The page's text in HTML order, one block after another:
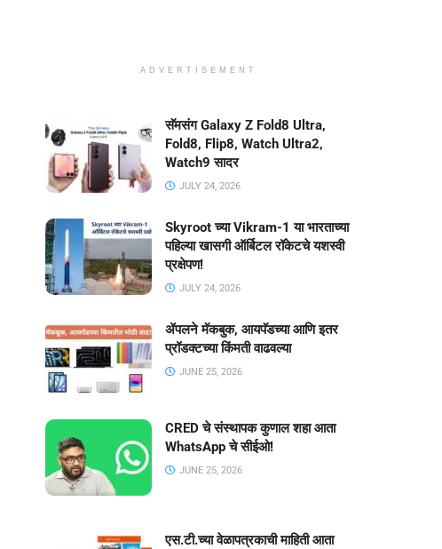
ADVERTISEMENT
सॅमसंग Galaxy Z Fold8 Ultra,
Fold8, Flip8, Watch Ultra2,
Watch9 सादर
JULY 24, 2026
Skyroot च्या Vikram-1 या भारताच्या
पहिल्या खासगी ऑर्बिटल रॉकेटचे यशस्वी
प्रक्षेपण!
JULY 24, 2026
ॲपलने मॅकबुक, आयपॅडच्या आणि इतर
प्रॉडक्टच्या किंमती वाढवल्या
JUNE 25, 2026
CRED चे संस्थापक कुणाल शहा आता
WhatsApp चे सीईओ!
JUNE 25, 2026
एस.टी.च्या वेळापत्रकाची माहिती आता